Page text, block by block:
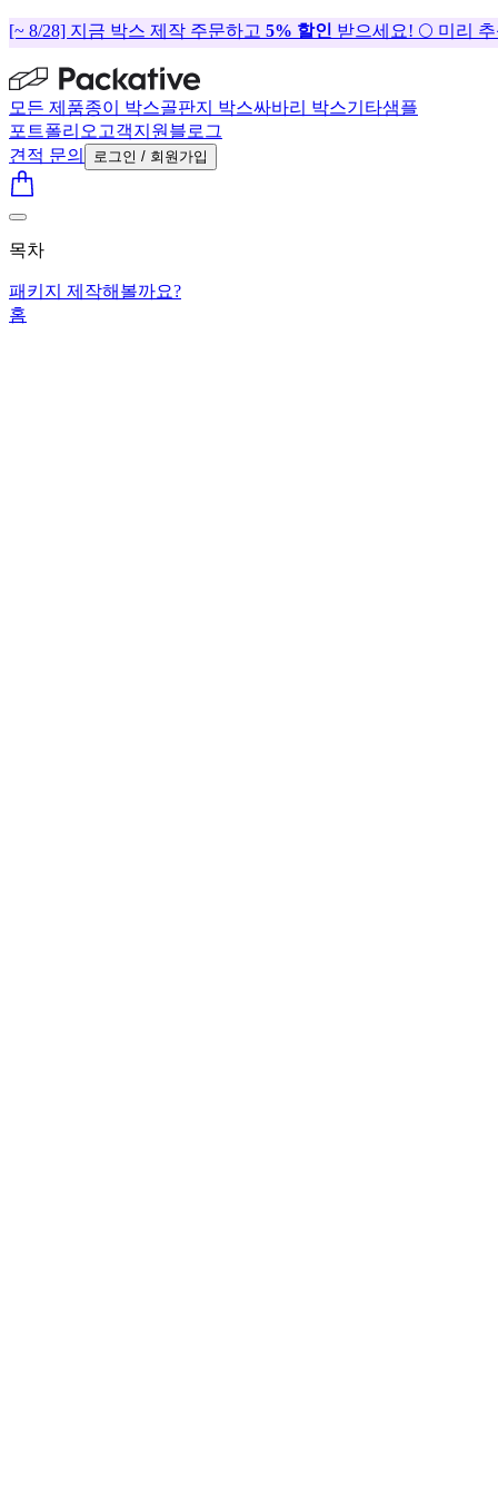
[~ 8/28] 지금 박스 제작 주문하고 5% 할인 받으세요! 🌕 미리
모든 제품종이 박스골판지 박스싸바리 박스기타샘플
포트폴리오 고객지원 블로그
견적 문의
로그인 / 회원가입
목차
패키지 제작해볼까요?
홈